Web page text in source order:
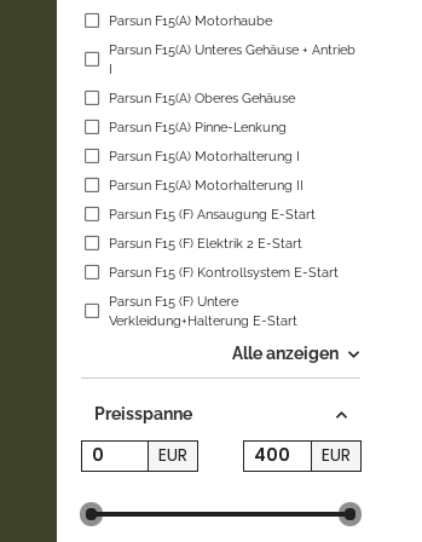
Parsun F15(A) Motorhaube
Parsun F15(A) Unteres Gehäuse + Antrieb
I
Parsun F15(A) Oberes Gehäuse
Parsun F15(A) Pinne-Lenkung
Parsun F15(A) Motorhalterung I
Parsun F15(A) Motorhalterung II
Parsun F15 (F) Ansaugung E-Start
Parsun F15 (F) Elektrik 2 E-Start
Parsun F15 (F) Kontrollsystem E-Start
Parsun F15 (F) Untere
Verkleidung+Halterung E-Start
Alle anzeigen
Preisspanne
EUR EUR